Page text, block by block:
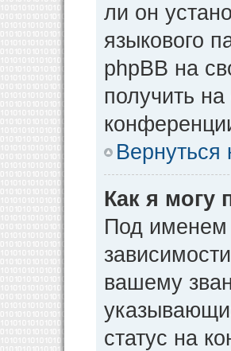
ли он
языкового
phpBB на
получить
Вернуться
Как я могу
Под именем
вашему
статус на